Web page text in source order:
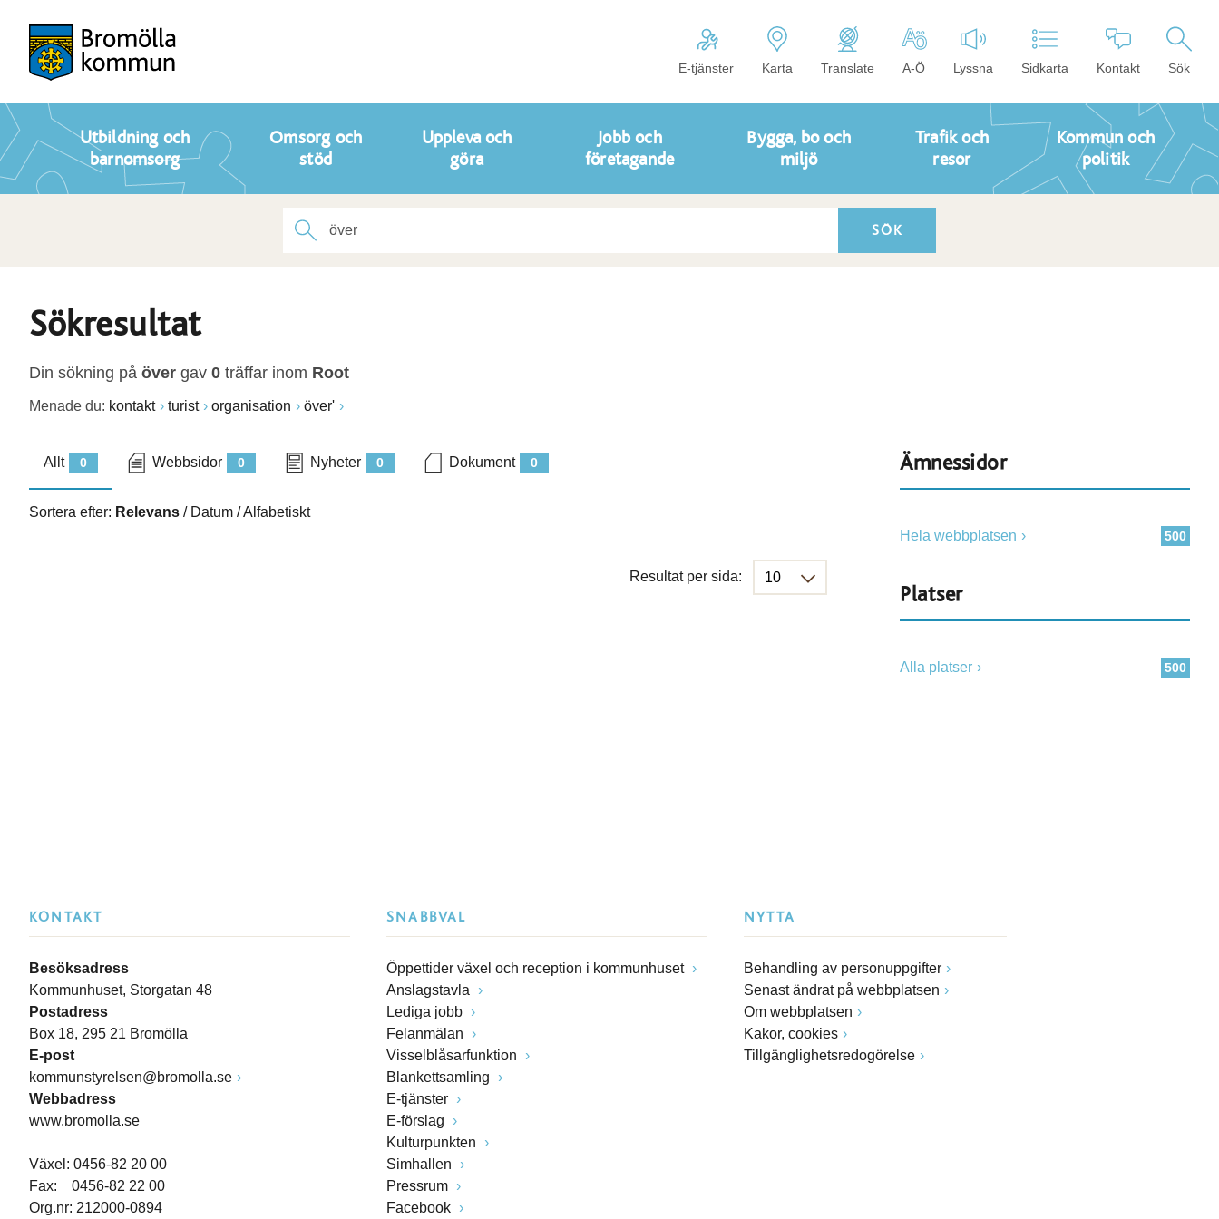
E-tjänster Karta Translate A-Ö Lyssna Sidkarta Kontakt Sök
Utbildning och
barnomsorg
Omsorg och
stöd
Uppleva och
göra
Jobb och
företagande
Bygga, bo och
miljö
Trafik och
resor
Kommun och
politik
Sökresultat
Din sökning på över gav 0 träffar inom Root
Menade du: kontakt turist organisation över'
0
Allt 0
Webbsidor 0
Nyheter 0
Dokument
Sortera efter: Relevans / Datum /Alfabetiskt
Resultat per sida:
Ämnessidor
500
Hela webbplatsen
Platser
500
Alla platser
KONTAKT
Besöksadress
Kommunhuset, Storgatan 48
Postadress
Box 18, 295 21 Bromölla
E-post
kommunstyrelsen@bromolla.se
Webbadress
www.bromolla.se
Växel: 0456-82 20 00
Fax: 0456-82 22 00
Org.nr: 212000-0894
SNABBVAL
Öppettider växel och reception i kommunhuset
Anslagstavla
Lediga jobb
Felanmälan
Visselblåsarfunktion
Blankettsamling
E-tjänster
E-förslag
Kulturpunkten
Simhallen
Pressrum
Facebook
NYTTA
Behandling av personuppgifter
Senast ändrat på webbplatsen
Om webbplatsen
Kakor, cookies
Tillgänglighetsredogörelse